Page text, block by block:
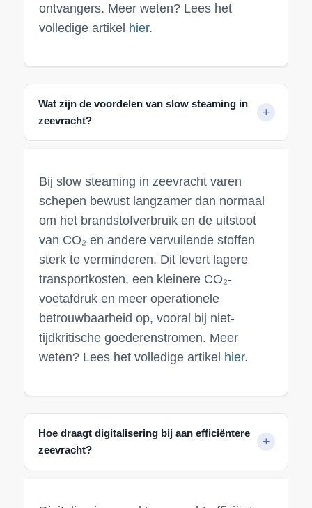
ontvangers. Meer weten? Lees het
volledige artikel hier.
Wat zijn de voordelen van slow steaming in
zeevracht?
Bij slow steaming in zeevracht varen
schepen bewust langzamer dan normaal
om het brandstofverbruik en de uitstoot
van CO₂ en andere vervuilende stoffen
sterk te verminderen. Dit levert lagere
transportkosten, een kleinere CO₂-
voetafdruk en meer operationele
betrouwbaarheid op, vooral bij niet-
tijdkritische goederenstromen. Meer
weten? Lees het volledige artikel hier.
Hoe draagt digitalisering bij aan efficiëntere
zeevracht?